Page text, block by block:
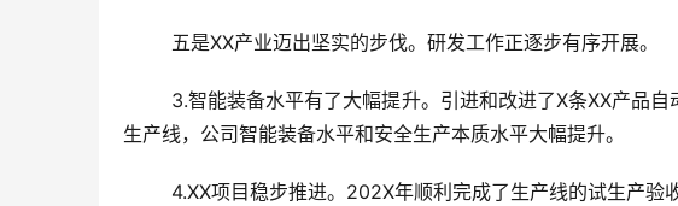
	五是XX产业迈出坚实的步伐。研发工作正逐步有序开展。
生产线，公司智能装备水平和安全生产本质水平大幅提升。
4.XX项目稳步推进。202X年顺利完成了生产线的试生产验